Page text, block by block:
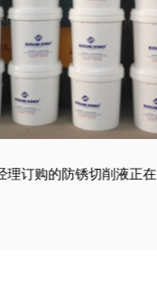
理订购的DGM370*磨削液